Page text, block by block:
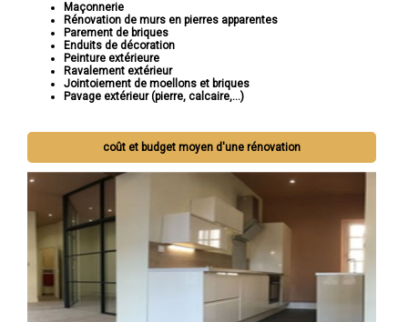
Maçonnerie
Rénovation de murs en pierres apparentes
Parement de briques
Enduits de décoration
Peinture extérieure
Ravalement extérieur
Jointoiement de moellons et briques
Pavage extérieur (pierre, calcaire,...)
coût et budget moyen d'une rénovation